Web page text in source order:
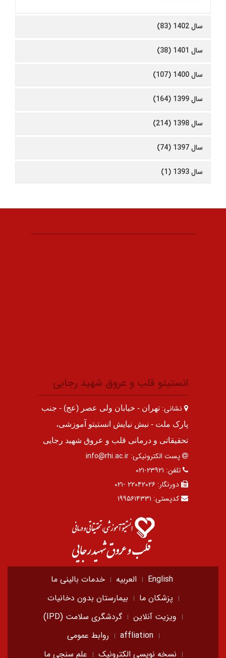
سال 1402 (83)
سال 1401 (38)
سال 1400 (107)
سال 1399 (164)
سال 1398 (214)
سال 1397 (74)
سال 1393 (1)
انستیتو قلب و عروق شهید رجایی
نشانی: تهران - خیابان ولی عصر (عج) - جنب
پارک ملت - نبش نیایش انستیتو آموزشی،
تحقیقاتی و درمانی قلب و عروق شهید رجایی
پست الکترونیکی: info@rhi.ac.ir
تلفن: ۲۳۹۲۱-۰۲۱
دورنگار: ۲۲۰۴۲۰۲۶ -۰۲۱
کدپستی: ۱۹۹۵۶۱۴۳۳۱
English العربیه
خدمات بالینی ما
پزشکان ما
بیمارستان بدون دخانیات
ویزیت آنلاین
گردشگری سلامت (IPD)
affliation
روابط عمومی
نسخه نویسی الکترونیک
علم سنجی ما